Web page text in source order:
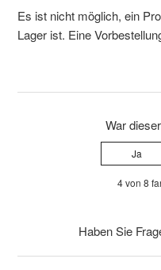
Es ist nicht möglich, ein
Lager ist. Eine
War
Ja
4 von 8
Haben Sie